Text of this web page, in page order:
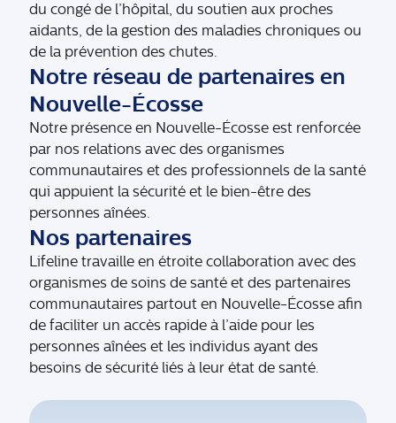
du congé de l’hôpital, du soutien aux proches
aidants, de la gestion des maladies chroniques ou
de la prévention des chutes.
Notre réseau de partenaires en
Nouvelle-Écosse
Notre présence en Nouvelle-Écosse est renforcée
par nos relations avec des organismes
communautaires et des professionnels de la santé
qui appuient la sécurité et le bien-être des
personnes aînées.
Nos partenaires
Lifeline travaille en étroite collaboration avec des
organismes de soins de santé et des partenaires
communautaires partout en Nouvelle-Écosse afin
de faciliter un accès rapide à l’aide pour les
personnes aînées et les individus ayant des
besoins de sécurité liés à leur état de santé.